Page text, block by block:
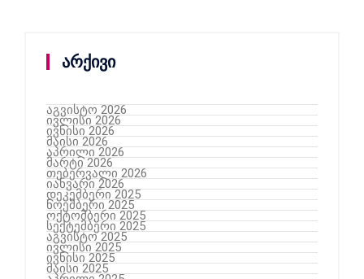
არქივი
აგვისტო 2026
ივლისი 2026
ივნისი 2026
მაისი 2026
აპრილი 2026
მარტი 2026
თებერვალი 2026
იანვარი 2026
დეკემბერი 2025
ნოემბერი 2025
ოქტომბერი 2025
სექტემბერი 2025
აგვისტო 2025
ივლისი 2025
ივნისი 2025
მაისი 2025